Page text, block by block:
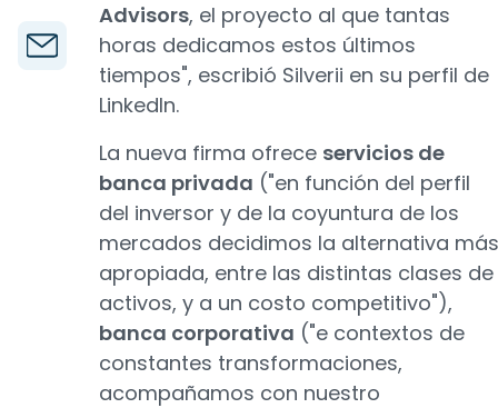
Advisors, el proyecto al que tantas
horas dedicamos estos últimos
tiempos", escribió Silverii en su perfil de
LinkedIn.
La nueva firma ofrece servicios de
banca privada ("en función del perfil
del inversor y de la coyuntura de los
mercados decidimos la alternativa más
apropiada, entre las distintas clases de
activos, y a un costo competitivo"),
banca corporativa ("e contextos de
constantes transformaciones,
acompañamos con nuestro